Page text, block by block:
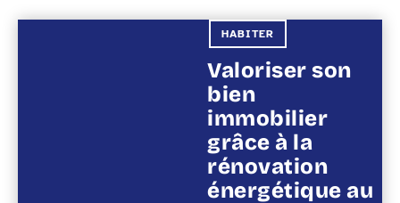
HABITER
Valoriser son
bien
immobilier
grâce à la
rénovation
énergétique au